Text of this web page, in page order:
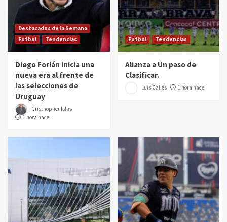
Destacados de la Semana
Futbol
Tendencias
Diego Forlán inicia una
nueva era al frente de
las selecciones de
Uruguay
Cristhopher Islas
1 hora hace
Futbol Tendencias
Alianza a Un paso de
Clasificar.
Luis Calles 1 hora hace